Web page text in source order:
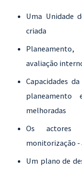
Uma Unidade
criada
avaliação
Capacidades
melhoradas
Os actores
monitorização -
Um plano de